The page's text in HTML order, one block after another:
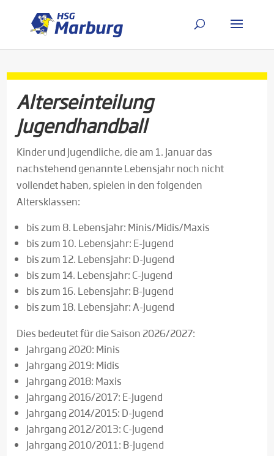
Alterseinteilung
Jugendhandball
Kinder und Jugendliche, die am 1. Januar das
nachstehend genannte Lebensjahr noch nicht
vollendet haben, spielen in den folgenden
Altersklassen:
bis zum 8. Lebensjahr: Minis/Midis/Maxis
bis zum 10. Lebensjahr: E-Jugend
bis zum 12. Lebensjahr: D-Jugend
bis zum 14. Lebensjahr: C-Jugend
bis zum 16. Lebensjahr: B-Jugend
bis zum 18. Lebensjahr: A-Jugend
Dies bedeutet für die Saison 2026/2027:
Jahrgang 2020: Minis
Jahrgang 2019: Midis
Jahrgang 2018: Maxis
Jahrgang 2016/2017: E-Jugend
Jahrgang 2014/2015: D-Jugend
Jahrgang 2012/2013: C-Jugend
Jahrgang 2010/2011: B-Jugend